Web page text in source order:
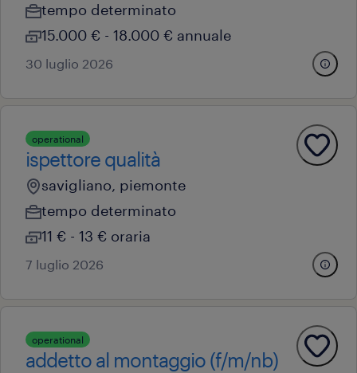
tempo determinato
15.000 € - 18.000 € annuale
30 luglio 2026
operational
ispettore qualità
savigliano, piemonte
tempo determinato
11 € - 13 € oraria
7 luglio 2026
operational
addetto al montaggio (f/m/nb)